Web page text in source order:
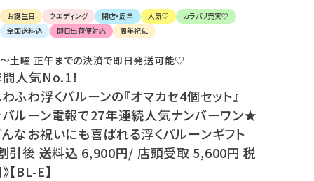
お誕生日 ウエディング 開店・周年 人気♡
カラバリ充実♡
全国送料込
即日出荷便対応 周年祝に
土曜 正午までの決済で即日発送可能♡
人気No.1！
ふわ浮くバルーンの『オマカセ4個セット』
ルーン電報で27年連続人気ナンバーワン★
なお祝いにも喜ばれる浮くバルーンギフト
引後 送料込 6,900円/ 店頭受取 5,600円 税
【BL-E】